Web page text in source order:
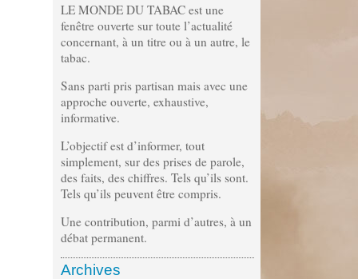
LE MONDE DU TABAC est une
fenêtre ouverte sur toute l’actualité
concernant, à un titre ou à un autre, le
tabac.
Sans parti pris partisan mais avec une
approche ouverte, exhaustive,
informative.
L’objectif est d’informer, tout
simplement, sur des prises de parole,
des faits, des chiffres. Tels qu’ils sont.
Tels qu’ils peuvent être compris.
Une contribution, parmi d’autres, à un
débat permanent.
Archives